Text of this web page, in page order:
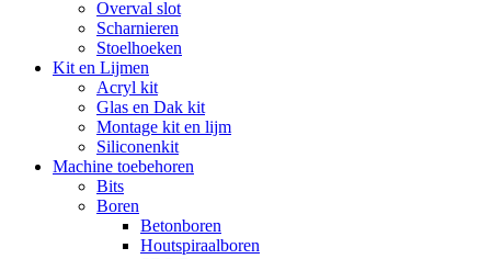
Overval slot
Scharnieren
Stoelhoeken
Kit en Lijmen
Acryl kit
Glas en Dak kit
Montage kit en lijm
Siliconenkit
Machine toebehoren
Bits
Boren
Betonboren
Houtspiraalboren